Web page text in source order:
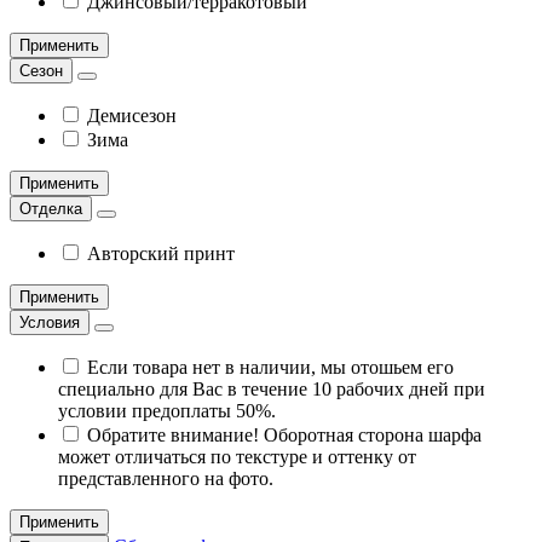
Применить
Сезон
Демисезон
Зима
Применить
Отделка
Авторский принт
Применить
Условия
Если товара нет в наличии, мы отошьем его
специально для Вас в течение 10 рабочих дней при
условии предоплаты 50%.
Обратите внимание! Оборотная сторона шарфа
может отличаться по текстуре и оттенку от
представленного на фото.
Применить